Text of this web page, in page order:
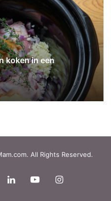
koken in een
All Rights Reserved.
LinkedInYouTubeInstagram